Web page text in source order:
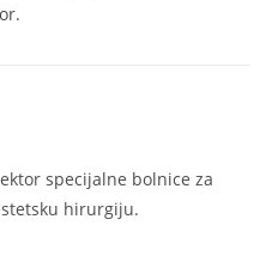
specijalne bolnice za
hirurgiju.